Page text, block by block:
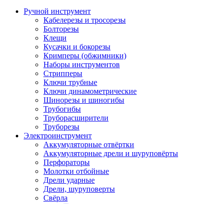
Ручной инструмент
Кабелерезы и тросорезы
Болторезы
Клещи
Кусачки и бокорезы
Кримперы (обжимники)
Наборы инструментов
Стрипперы
Ключи трубные
Ключи динамометрические
Шинорезы и шиногибы
Трубогибы
Труборасширители
Труборезы
Электроинструмент
Аккумуляторные отвёртки
Аккумуляторные дрели и шуруповёрты
Перфораторы
Молотки отбойные
Дрели ударные
Дрели, шуруповерты
Свёрла